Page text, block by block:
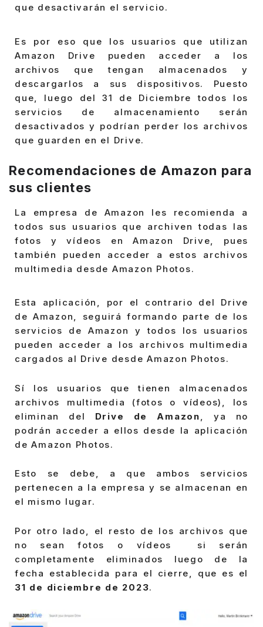
que desactivarán el servicio.
Es por eso que los usuarios que utilizan
Amazon Drive pueden acceder a los
archivos que tengan almacenados y
descargarlos a sus dispositivos. Puesto
que, luego del 31 de Diciembre todos los
servicios de almacenamiento serán
desactivados y podrían perder los archivos
que guarden en el Drive.
Recomendaciones de Amazon para
sus clientes
La empresa de Amazon les recomienda a
todos sus usuarios que archiven todas las
fotos y vídeos en Amazon Drive, pues
también pueden acceder a estos archivos
multimedia desde Amazon Photos.
Esta aplicación, por el contrario del Drive
de Amazon, seguirá formando parte de los
servicios de Amazon y todos los usuarios
pueden acceder a los archivos multimedia
cargados al Drive desde Amazon Photos.
Sí los usuarios que tienen almacenados
archivos multimedia (fotos o vídeos), los
eliminan del
Drive de Amazon , ya no
podrán acceder a ellos desde la aplicación
de Amazon Photos.
Esto se debe, a que ambos servicios
pertenecen a la empresa y se almacenan en
el mismo lugar.
Por otro lado, el resto de los archivos que
no sean fotos o vídeos si serán
completamente eliminados luego de la
fecha establecida para el cierre, que es el
31 de diciembre de 2023.